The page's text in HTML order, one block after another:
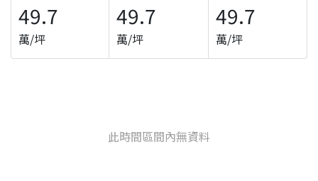
49.7
萬/坪
49.7
萬/坪
49.7
萬/坪
此時間區間內無資料